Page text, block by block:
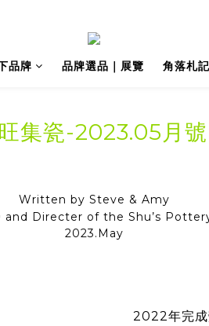
品牌 品牌選品｜展覽 角落札
集瓷-2023.05月
Written by Steve & Amy
and Directer of the Shu’s
2023.May
2022年完成鶯